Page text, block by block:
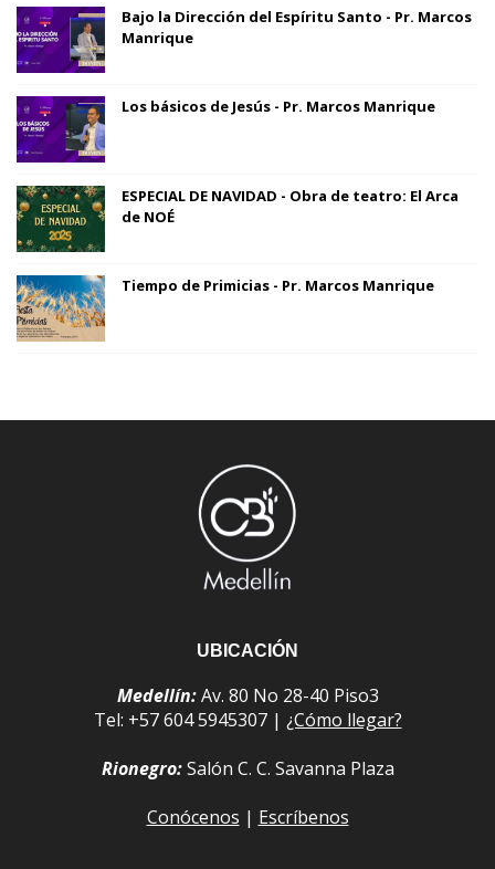
Bajo la Dirección del Espíritu Santo - Pr. Marcos
Manrique
Los básicos de Jesús - Pr. Marcos Manrique
ESPECIAL DE NAVIDAD - Obra de teatro: El Arca
de NOÉ
Tiempo de Primicias - Pr. Marcos Manrique
UBICACIÓN
Medellín:Av. 80 No 28-40 Piso3
Tel: +57 604 5945307 | ¿Cómo llegar?
Rionegro:Salón C. C. Savanna Plaza
Conócenos | Escríbenos